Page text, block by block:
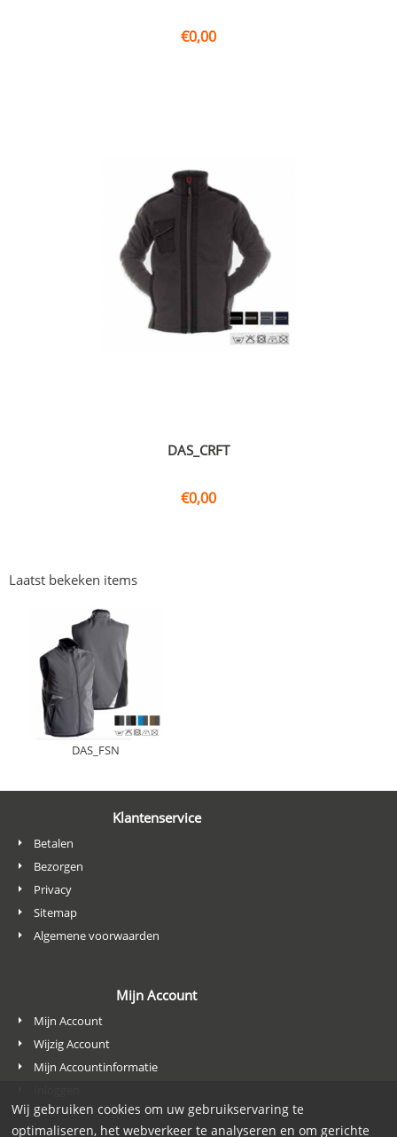
€0,00
DAS_CRFT
€0,00
Laatst bekeken items
DAS_FSN
Klantenservice
Betalen
Bezorgen
Privacy
Sitemap
Algemene voorwaarden
Mijn Account
Mijn Account
Wijzig Account
Mijn Accountinformatie
Wij gebruiken cookies om uw gebruikservaring te
optimaliseren, het webverkeer te analyseren en om gerichte